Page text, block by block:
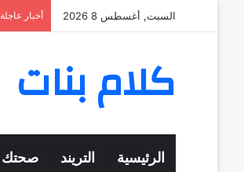
السبت, أغسطس 8 2026 أخبار عاجلة
كلام بنات
الرئيسية التريند صحتك